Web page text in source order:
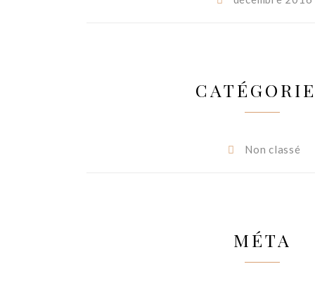
Non classé
MÉTA